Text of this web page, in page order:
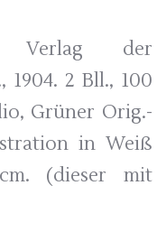
Verlag der
2 Bll., 100
Grüner Orig.-
in Weiß
(dieser mit